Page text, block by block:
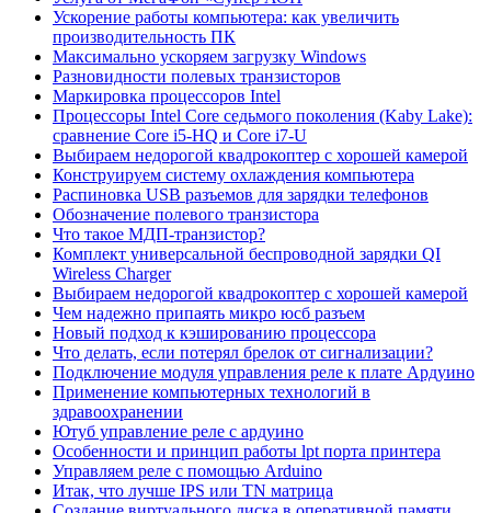
Ускорение работы компьютера: как увеличить
производительность ПК
Максимально ускоряем загрузку Windows
Разновидности полевых транзисторов
Маркировка процессоров Intel
Процессоры Intel Core седьмого поколения (Kaby Lake):
сравнение Core i5-HQ и Core i7-U
Выбираем недорогой квадрокоптер с хорошей камерой
Конструируем систему охлаждения компьютера
Распиновка USB разъемов для зарядки телефонов
Обозначение полевого транзистора
Что такое МДП-транзистор?
Комплект универсальной беспроводной зарядки QI
Wireless Charger
Выбираем недорогой квадрокоптер с хорошей камерой
Чем надежно припаять микро юсб разъем
Новый подход к кэшированию процессора
Что делать, если потерял брелок от сигнализации?
Подключение модуля управления реле к плате Ардуино
Применение компьютерных технологий в
здравоохранении
Ютуб управление реле с ардуино
Особенности и принцип работы lpt порта принтера
Управляем реле с помощью Arduino
Итак, что лучше IPS или TN матрица